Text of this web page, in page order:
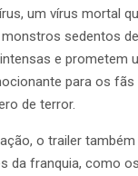
um vírus mortal
sedentos
e prometem
para os fãs
de terror.
o trailer
da franquia, como